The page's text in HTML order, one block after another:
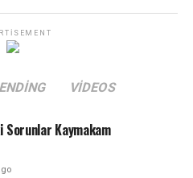
oyuncu deneyimine yönelik
etkinliğin ardından yaptığı
hedefi kültürel mirası
yaşadığı coğrafya
sağlamak.
önemli kültürel miras
VIDEOS
Kaymakam